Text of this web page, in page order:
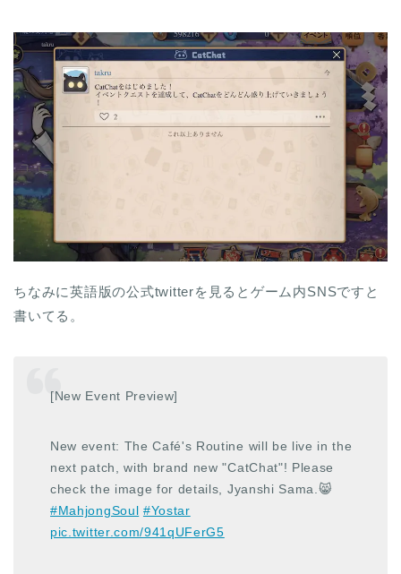
ちなみに英語版の公式twitterを見るとゲーム内SNSですと
書いてる。
[New Event Preview]
New event: The Café's Routine will be live in the
next patch, with brand new "CatChat"! Please
check the image for details, Jyanshi Sama.😸
#MahjongSoul
#Yostar
pic.twitter.com/941qUFerG5